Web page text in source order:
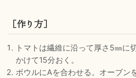
［作り方］
トマトは繊維に沿って厚さ5㎜に
かけて15分おく。
ボウルにAを合わせる。オーブン